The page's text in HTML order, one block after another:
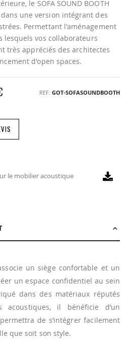
le SOFA SOUND BOOTH
une version intégrant des
Permettant l'aménagement
lesquels vos collaborateurs
très appréciés des architectes
d'open spaces.
REF GOT-SOFASOUNDBOOTH
le mobilier acoustique
un siège confortable et un
un espace confidentiel au sein
dans des matériaux réputés
acoustiques, il bénéficie d’un
de s’intégrer facilement
que soit son style.